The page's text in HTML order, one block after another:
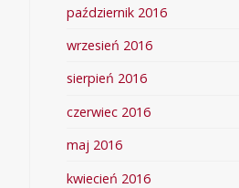
październik 2016
wrzesień 2016
sierpień 2016
czerwiec 2016
maj 2016
kwiecień 2016